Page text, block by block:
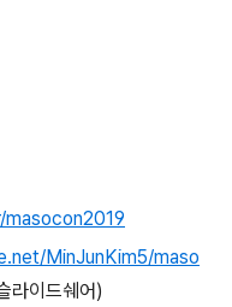
MinJunKim5/maso
라이드쉐어)